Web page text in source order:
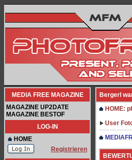
MEDIA FREE MAGAZINE
MAGAZINE UP2DATE
MAGAZINE BESTOF
LOG-IN
HOME
Registrieren
Bergerl
HOME:
User